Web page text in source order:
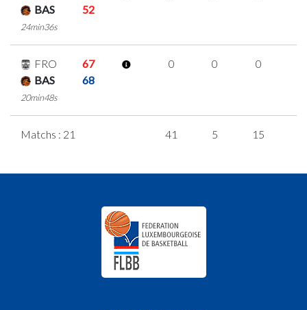
BAS
52
24min36s
FRO
67
BAS
68
20min48s
0 0 0
Matchs : 21 41 5 15